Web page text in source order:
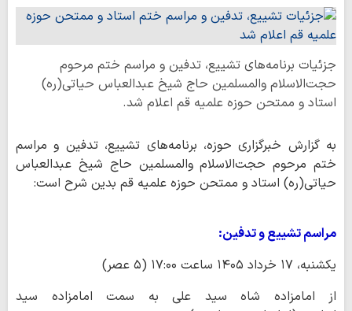
جزئیات برنامه‌های تشییع، تدفین و مراسم ختم مرحوم
حجت‌الاسلام والمسلمین حاج شیخ عبدالعباس حیاتی(ره)
استاد و ممتحن حوزه علمیه قم اعلام شد.
به گزارش خبرگزاری حوزه، برنامه‌های تشییع، تدفین و مراسم
ختم مرحوم حجت‌الاسلام والمسلمین حاج شیخ عبدالعباس
حیاتی(ره) استاد و ممتحن حوزه علمیه قم بدین شرح است:
مراسم تشییع و تدفین:
یکشنبه، ۱۷ خرداد ۱۴۰۵ ساعت ۱۷:۰۰ (۵ عصر)
از امامزاده شاه سید علی به سمت امامزاده سید